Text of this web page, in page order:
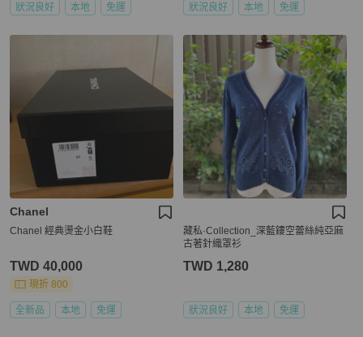
狀況良好 本地 免運 狀況良好 本地 免運
Chanel
Chanel 經典燙金小白鞋
TWD 40,000
現折 800
全新品 本地 免運
藏私·Collection_深藍鏤空蕾絲純亞麻
古著針織罩衫
TWD 1,280
狀況良好 本地 免運